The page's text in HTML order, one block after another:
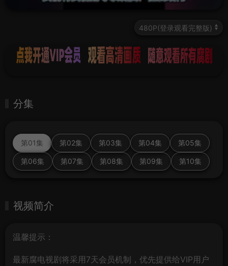
分集
第01集 第02集 第03集 第04集 第05集
第06集 第07集 第08集 第09集 第10集
视频简介
温馨提示：
最新腐电视剧将采用7天会员机制，优先提供给VIP用户